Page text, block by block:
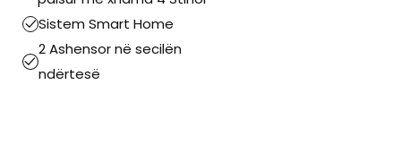
Sistem Smart Home
2 Ashensor në secilën
ndërtesë